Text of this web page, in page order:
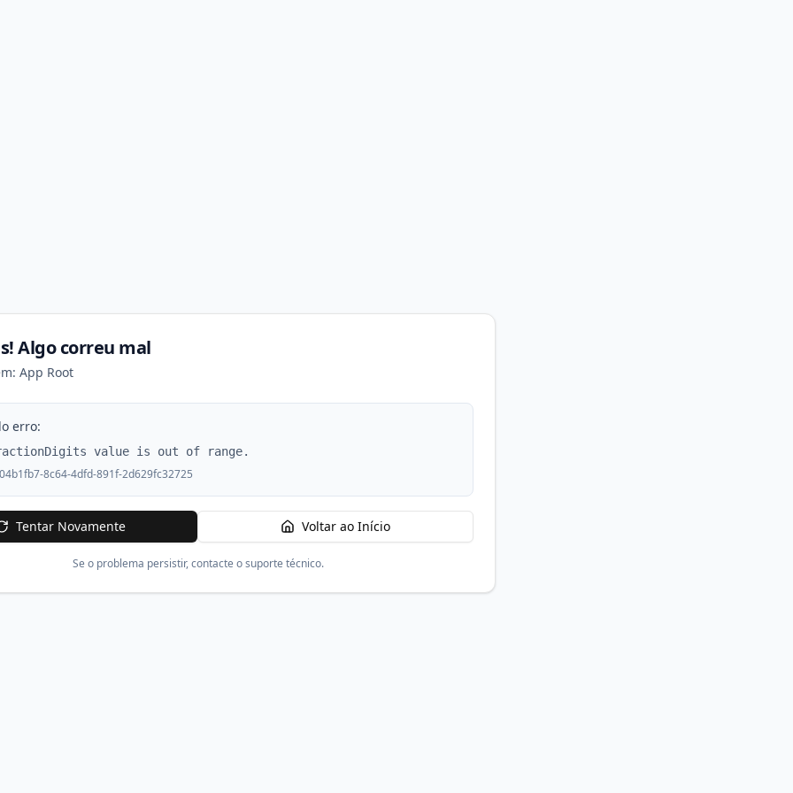
Algo correu mal
App Root
erro:
value is out of range.
8c64-4dfd-891f-2d629fc32725
Tentar Novamente Voltar ao Início
Se o problema persistir, contacte o suporte técnico.